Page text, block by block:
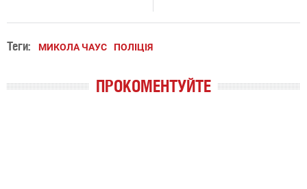
Теги: МИКОЛА ЧАУС ПОЛІЦІЯ
ПРОКОМЕНТУЙТЕ